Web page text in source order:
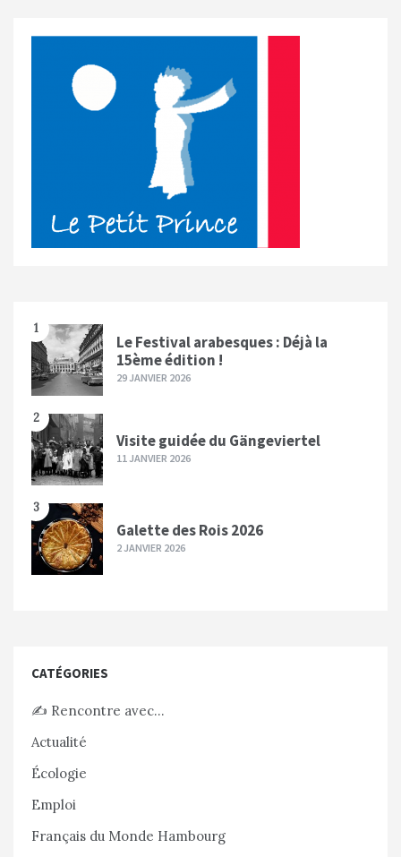
1
Le Festival arabesques : Déjà la
15ème édition !
29 JANVIER 2026
2
Visite guidée du Gängeviertel
11 JANVIER 2026
3
Galette des Rois 2026
2 JANVIER 2026
CATÉGORIES
✍️ Rencontre avec…
Actualité
Écologie
Emploi
Français du Monde Hambourg